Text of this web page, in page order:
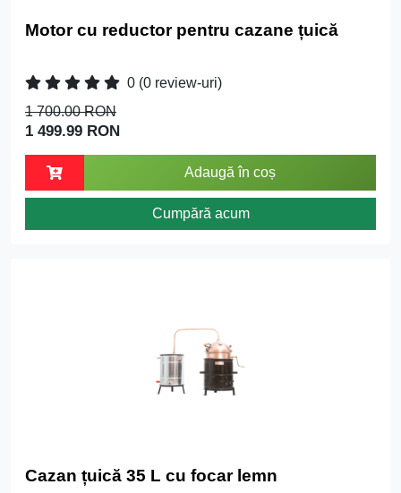
Motor cu reductor pentru cazane țuică
0 (0 review-uri)
1 700.00 RON
1 499.99 RON
Adaugă în coș
Cumpără acum
Cazan țuică 35 L cu focar lemn